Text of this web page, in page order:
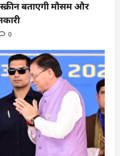
बताएगी मौसम और
0